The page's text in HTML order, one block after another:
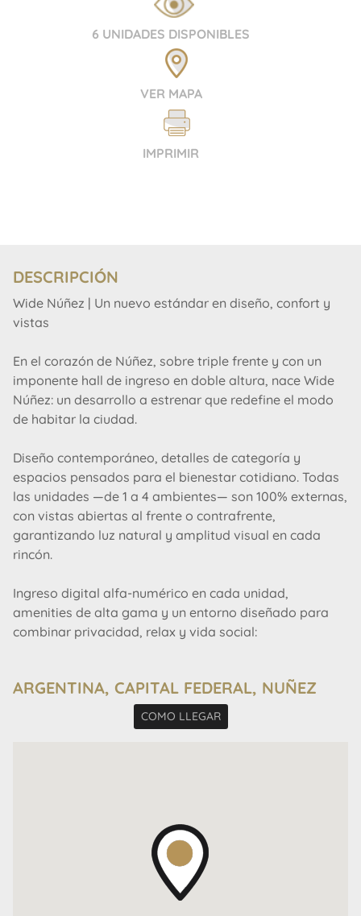
6 UNIDADES DISPONIBLES
VER MAPA
IMPRIMIR
DESCRIPCIÓN
Wide Núñez | Un nuevo estándar en diseño, confort y
vistas
En el corazón de Núñez, sobre triple frente y con un
imponente hall de ingreso en doble altura, nace Wide
Núñez: un desarrollo a estrenar que redefine el modo
de habitar la ciudad.
Diseño contemporáneo, detalles de categoría y
espacios pensados para el bienestar cotidiano. Todas
las unidades —de 1 a 4 ambientes— son 100% externas,
con vistas abiertas al frente o contrafrente,
garantizando luz natural y amplitud visual en cada
rincón.
Ingreso digital alfa-numérico en cada unidad,
amenities de alta gama y un entorno diseñado para
combinar privacidad, relax y vida social:
SUM con parrilla en el noveno piso
Front desk con seguridad 24 hs.
Wide Núñez. Viví más amplio.
ARGENTINA, CAPITAL FEDERAL, NUÑEZ
COMO LLEGAR